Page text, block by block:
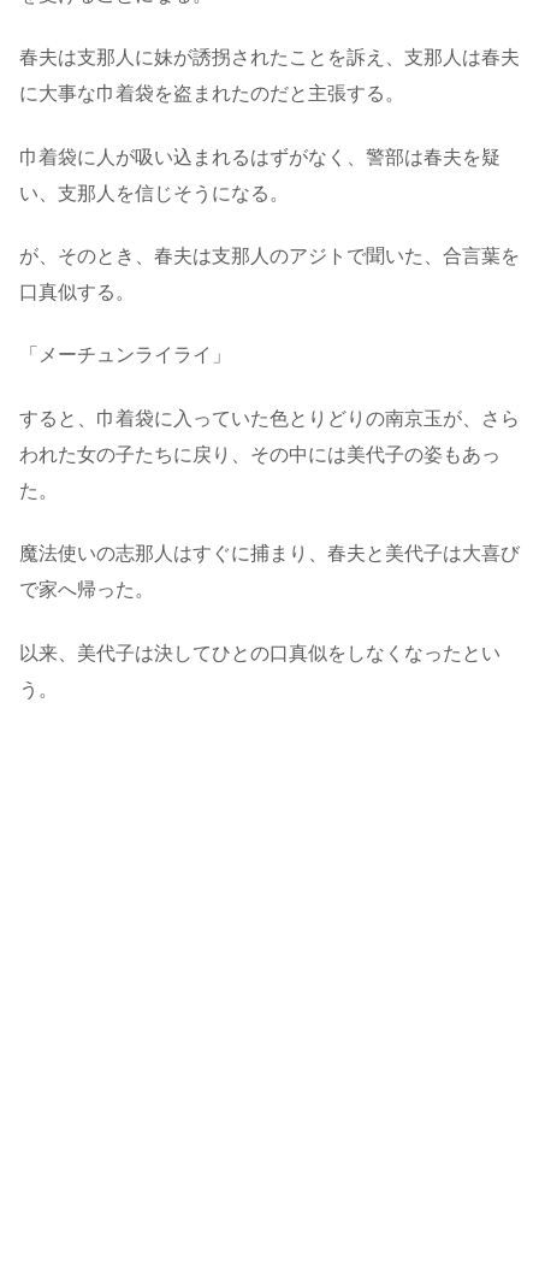
春夫は支那人に妹が誘拐されたことを訴え、支那人は春夫
に大事な巾着袋を盗まれたのだと主張する。
巾着袋に人が吸い込まれるはずがなく、警部は春夫を疑
い、支那人を信じそうになる。
が、そのとき、春夫は支那人のアジトで聞いた、合言葉を
口真似する。
「メーチュンライライ」
すると、巾着袋に入っていた色とりどりの南京玉が、さら
われた女の子たちに戻り、その中には美代子の姿もあっ
た。
魔法使いの志那人はすぐに捕まり、春夫と美代子は大喜び
で家へ帰った。
以来、美代子は決してひとの口真似をしなくなったとい
う。